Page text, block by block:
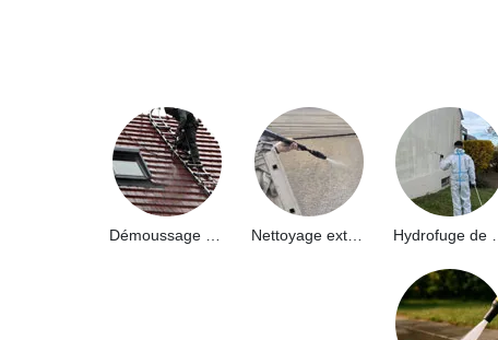
Nettoyage extérieur bâtiment industriel 91